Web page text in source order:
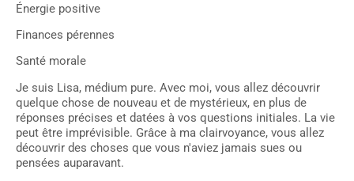
Énergie positive
Finances pérennes
Santé morale
Je suis Lisa, médium pure. Avec moi, vous allez découvrir
quelque chose de nouveau et de mystérieux, en plus de
réponses précises et datées à vos questions initiales. La vie
peut être imprévisible. Grâce à ma clairvoyance, vous allez
découvrir des choses que vous n'aviez jamais sues ou
pensées auparavant.